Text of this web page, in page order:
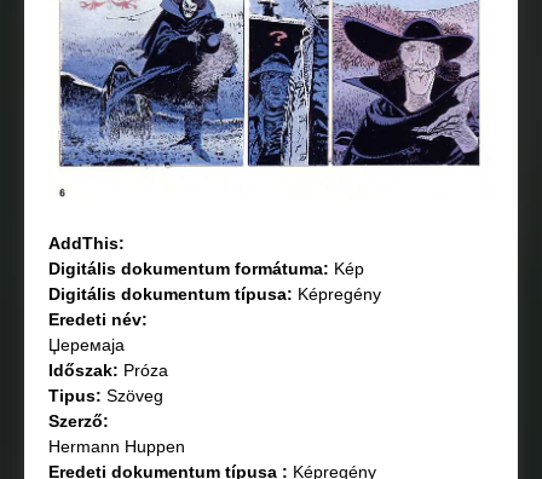
AddThis:
Digitális dokumentum formátuma: Kép
Digitális dokumentum típusa: Képregény
Eredeti név:
Џеремаја
Időszak: Próza
Tipus: Szöveg
Szerző:
Hermann Huppen
Eredeti dokumentum típusa : Képregény